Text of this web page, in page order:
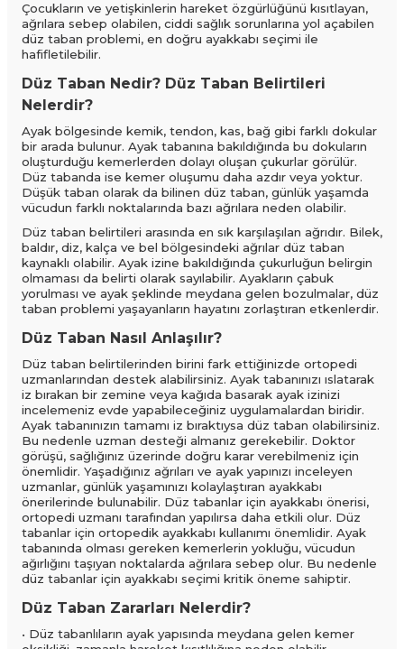
Çocukların ve yetişkinlerin hareket özgürlüğünü kısıtlayan,
ağrılara sebep olabilen, ciddi sağlık sorunlarına yol açabilen
düz taban problemi, en doğru ayakkabı seçimi ile
hafifletilebilir.
Düz Taban Nedir? Düz Taban Belirtileri
Nelerdir?
Ayak bölgesinde kemik, tendon, kas, bağ gibi farklı dokular
bir arada bulunur. Ayak tabanına bakıldığında bu dokuların
oluşturduğu kemerlerden dolayı oluşan çukurlar görülür.
Düz tabanda ise kemer oluşumu daha azdır veya yoktur.
Düşük taban olarak da bilinen düz taban, günlük yaşamda
vücudun farklı noktalarında bazı ağrılara neden olabilir.
Düz taban belirtileri arasında en sık karşılaşılan ağrıdır. Bilek,
baldır, diz, kalça ve bel bölgesindeki ağrılar düz taban
kaynaklı olabilir. Ayak izine bakıldığında çukurluğun belirgin
olmaması da belirti olarak sayılabilir. Ayakların çabuk
yorulması ve ayak şeklinde meydana gelen bozulmalar, düz
taban problemi yaşayanların hayatını zorlaştıran etkenlerdir.
Düz Taban Nasıl Anlaşılır?
Düz taban belirtilerinden birini fark ettiğinizde ortopedi
uzmanlarından destek alabilirsiniz. Ayak tabanınızı ıslatarak
iz bırakan bir zemine veya kağıda basarak ayak izinizi
incelemeniz evde yapabileceğiniz uygulamalardan biridir.
Ayak tabanınızın tamamı iz bıraktıysa düz taban olabilirsiniz.
Bu nedenle uzman desteği almanız gerekebilir. Doktor
görüşü, sağlığınız üzerinde doğru karar verebilmeniz için
önemlidir. Yaşadığınız ağrıları ve ayak yapınızı inceleyen
uzmanlar, günlük yaşamınızı kolaylaştıran ayakkabı
önerilerinde bulunabilir. Düz tabanlar için ayakkabı önerisi,
ortopedi uzmanı tarafından yapılırsa daha etkili olur. Düz
tabanlar için ortopedik ayakkabı kullanımı önemlidir. Ayak
tabanında olması gereken kemerlerin yokluğu, vücudun
ağırlığını taşıyan noktalarda ağrılara sebep olur. Bu nedenle
düz tabanlar için ayakkabı seçimi kritik öneme sahiptir.
Düz Taban Zararları Nelerdir?
• Düz tabanlıların ayak yapısında meydana gelen kemer